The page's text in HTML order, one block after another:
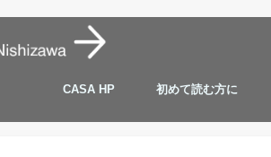
CASA HP 初めて読む方に